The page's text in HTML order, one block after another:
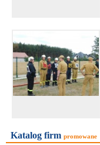
Katalog firm promowane